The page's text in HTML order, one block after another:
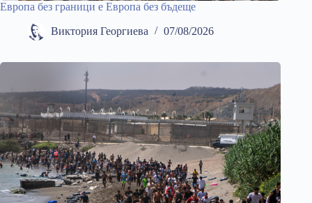
Европа без граници е Европа без бъдеще
Виктория Георгиева 07/08/2026